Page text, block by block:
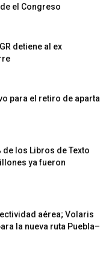
el Congreso
detiene al ex
para el retiro de aparta
los Libros de Texto
ya fueron
aérea; Volaris
la nueva ruta Puebla–